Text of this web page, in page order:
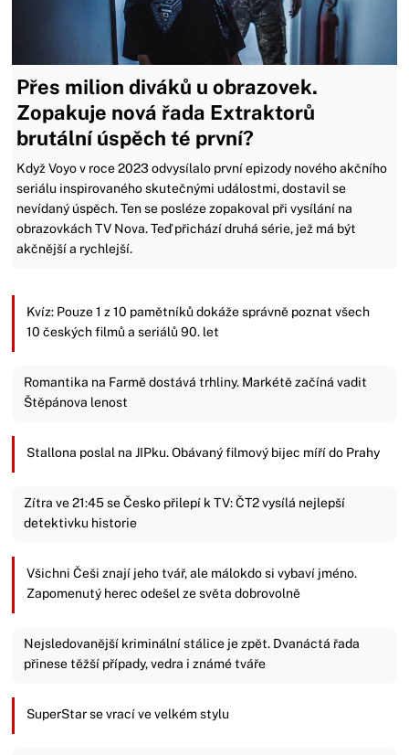
Přes milion diváků u obrazovek.
Zopakuje nová řada Extraktorů
brutální úspěch té první?
Když Voyo v roce 2023 odvysílalo první epizody nového akčního
seriálu inspirovaného skutečnými událostmi, dostavil se
nevídaný úspěch. Ten se posléze zopakoval při vysílání na
obrazovkách TV Nova. Teď přichází druhá série, jež má být
akčnější a rychlejší.
Kvíz: Pouze 1 z 10 pamětníků dokáže správně poznat všech
10 českých filmů a seriálů 90. let
Romantika na Farmě dostává trhliny. Markétě začíná vadit
Štěpánova lenost
Stallona poslal na JIPku. Obávaný filmový bijec míří do Prahy
Zítra ve 21:45 se Česko přilepí k TV: ČT2 vysílá nejlepší
detektivku historie
Všichni Češi znají jeho tvář, ale málokdo si vybaví jméno.
Zapomenutý herec odešel ze světa dobrovolně
Nejsledovanější kriminální stálice je zpět. Dvanáctá řada
přinese těžší případy, vedra i známé tváře
SuperStar se vrací ve velkém stylu